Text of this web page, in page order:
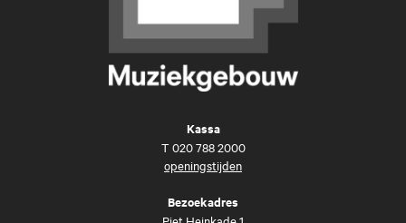
Kassa
T 020 788 2000
openingstijden
Bezoekadres